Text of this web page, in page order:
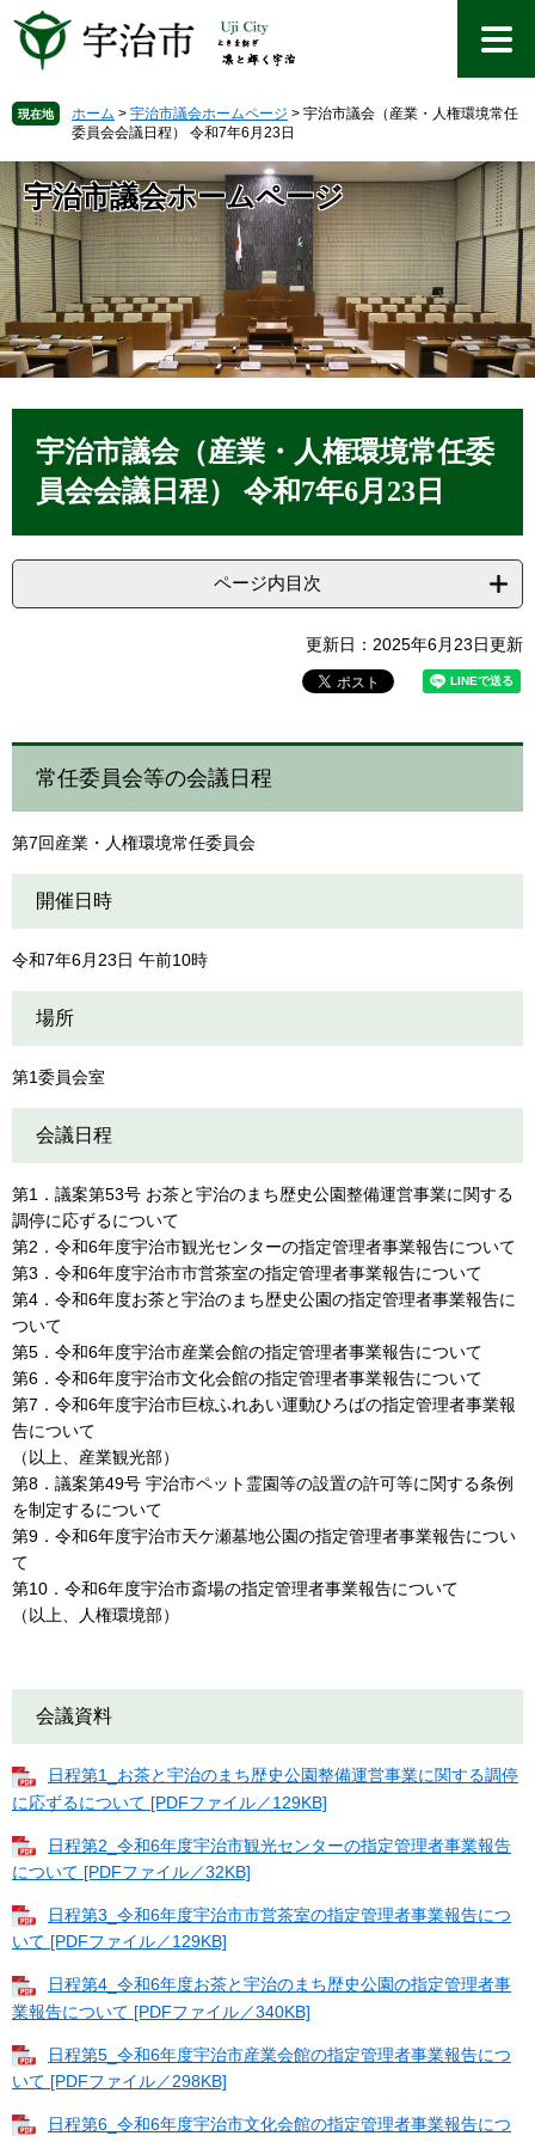
先
で
す
。
を
ば
し
て
本
文
へ
現在地 ホーム > 宇治市議会ホームページ > 宇治市議会（産業・人権環境常任
委員会会議日程） 令和7年6月23日
宇治市議会ホームページ
宇治市議会（産業・人権環境常任委
員会会議日程） 令和7年6月23日
ページ内目次
更新日：2025年6月23日更新
常任委員会等の会議日程
第7回産業・人権環境常任委員会
開催日時
令和7年6月23日 午前10時
場所
第1委員会室​​
会議日程
第1．議案第53号 お茶と宇治のまち歴史公園整備運営事業に関する
調停に応ずるについて
第2．令和6年度宇治市観光センターの指定管理者事業報告について
第3．令和6年度宇治市市営茶室の指定管理者事業報告について
第4．令和6年度お茶と宇治のまち歴史公園の指定管理者事業報告に
ついて
第5．令和6年度宇治市産業会館の指定管理者事業報告について
第6．令和6年度宇治市文化会館の指定管理者事業報告について
第7．令和6年度宇治市巨椋ふれあい運動ひろばの指定管理者事業報
告について
（以上、産業観光部）
第8．議案第49号 宇治市ペット霊園等の設置の許可等に関する条例
を制定するについて
第9．令和6年度宇治市天ケ瀬墓地公園の指定管理者事業報告につい
て
第10．令和6年度宇治市斎場の指定管理者事業報告について
（以上、人権環境部）
​会議資料
日程第1_お茶と宇治のまち歴史公園整備運営事業に関する調停
に応ずるについて [PDFファイル／129KB]
日程第2_令和6年度宇治市観光センターの指定管理者事業報告
について [PDFファイル／32KB]
日程第3_令和6年度宇治市市営茶室の指定管理者事業報告につ
いて [PDFファイル／129KB]
日程第4_令和6年度お茶と宇治のまち歴史公園の指定管理者事
業報告について [PDFファイル／340KB]
日程第5_令和6年度宇治市産業会館の指定管理者事業報告につ
いて [PDFファイル／298KB]
日程第6_令和6年度宇治市文化会館の指定管理者事業報告につ